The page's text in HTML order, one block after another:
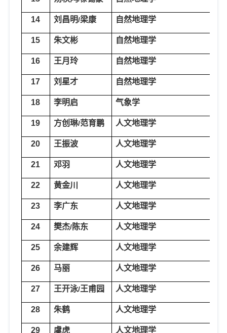
14 刘昌明/梁康 自然地理学
15 朱文彬 自然地理学
16 王月玲 自然地理学
17 刘星才 自然地理学
18 李明启 气象学
19 方创琳/范育鹏 人文地理学
20 王振波 人文地理学
21 邓羽 人文地理学
22 黄金川 人文地理学
23 李广东 人文地理学
24 樊杰/陈东 人文地理学
25 余建辉 人文地理学
26 马丽 人文地理学
27 王开泳/王甫园 人文地理学
28 朱鹤 人文地理学
29 虞虎 人文地理学